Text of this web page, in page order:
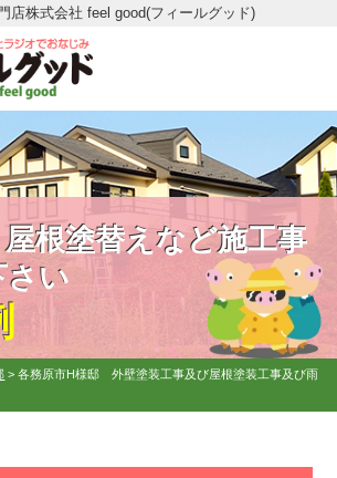
店株式会社 feel good(フィールグッド)
根塗替えなど施工事
さい
>各務原市H様邸 外壁塗装工事及び屋根塗装工事及び雨